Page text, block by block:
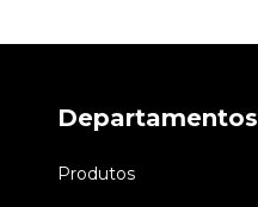
Departamentos
Produtos